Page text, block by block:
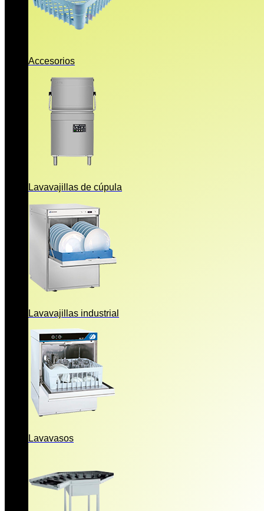
Accesorios
Lavavajillas de cúpula
Lavavajillas industrial
Lavavasos